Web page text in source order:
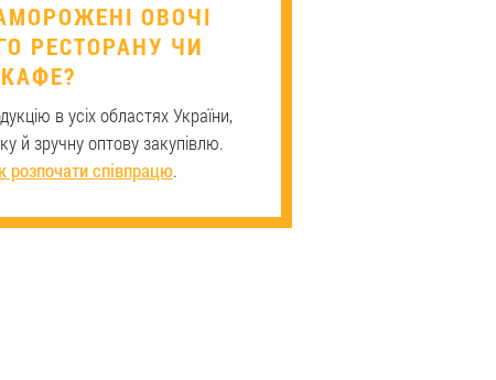
ОВОЧІ
РЕСТОРАНУ ЧИ
КАФЕ?
в усіх областях України,
й зручну оптову закупівлю.
розпочати співпрацю.